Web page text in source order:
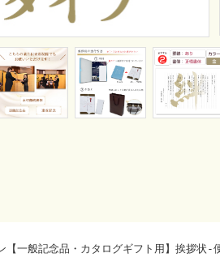
【一般記念品・カタログギフト用】挨拶状-